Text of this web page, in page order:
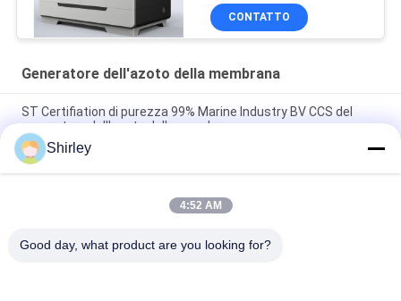
CONTATTO
Generatore dell'azoto della membrana
ST Certifiation di purezza 99% Marine Industry BV CCS del
generatore dell'azoto della membrana
Generatore industriale dell'azoto della membrana per
alimento e la bevanda 220V/50Hz
99,999% basso consumo energetico del generatore dell'azoto
Shirley
4:52 AM
Good day, what product are you looking for?